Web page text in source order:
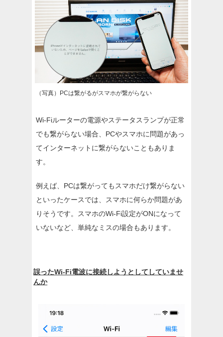
（写真）PCは繋がるがスマホが繋がらない
Wi-Fiルーターの電源やステータスランプが正常
でも繋がらない場合、PCやスマホに問題があっ
てインターネットに繋がらないこともありま
す。
例えば、PCは繋がってもスマホだけ繋がらない
といったケースでは、スマホに何らか問題があ
りそうです。スマホのWi-Fi設定がONになって
いないなど、単純なミスの場合もあります。
誤ったWi-Fi電波に接続しようとしてしていませ
んか